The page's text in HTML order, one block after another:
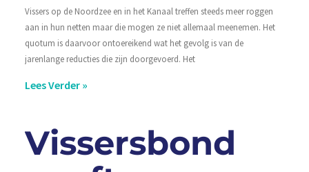
Vissers op de Noordzee en in het Kanaal treffen steeds meer roggen
aan in hun netten maar die mogen ze niet allemaal meenemen. Het
quotum is daarvoor ontoereikend wat het gevolg is van de
jarenlange reducties die zijn doorgevoerd. Het
Lees Verder »
Vissersbond